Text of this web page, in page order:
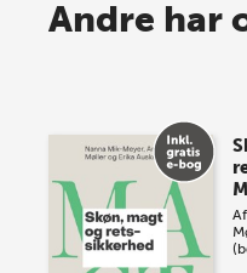
Spar op til
store sommer-
onsdag den 10. j…
Andre har
Af